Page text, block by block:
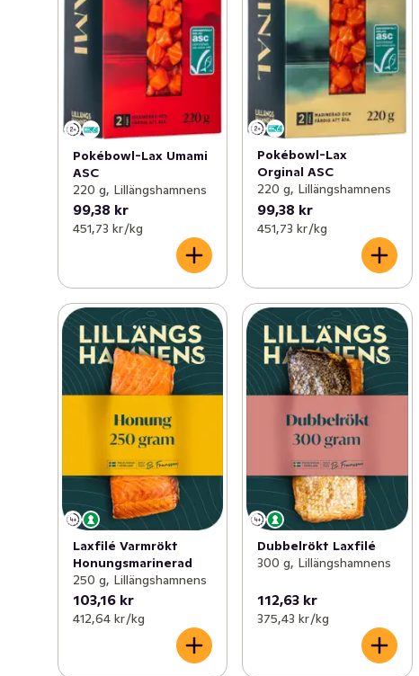
Pokébowl-Lax Umami
ASC
220 g, Lillängshamnens
99,38 kr
451,73 kr /kg
Pokébowl-Lax
Orginal ASC
220 g, Lillängshamnens
99,38 kr
451,73 kr /kg
Laxfilé Varmrökt
Honungsmarinerad
250 g, Lillängshamnens
103,16 kr
412,64 kr /kg
Dubbelrökt Laxfilé
300 g, Lillängshamnens
112,63 kr
375,43 kr /kg